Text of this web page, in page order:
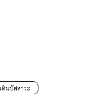
ดินปัสสาวะ